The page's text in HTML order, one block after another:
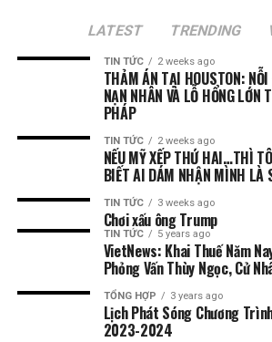
LATEST TRENDING
TIN TỨC 2 weeks ago
THẢM ÁN TẠI HOUSTON:
NẠN NHÂN VÀ LỖ HỔNG LỚN
PHÁP
TIN TỨC 2 weeks ago
NẾU MỸ XẾP THỨ HAI…THÌ
BIẾT AI DÁM NHẬN MÌNH LÀ
TIN TỨC 3 weeks ago
Chơi xấu ông Trump
TIN TỨC 5 years ago
VietNews: Khai Thuế Năm
Phỏng Vấn Thùy Ngọc, Cử
TỔNG HỢP 3 years ago
Lịch Phát Sóng Chương
2023-2024